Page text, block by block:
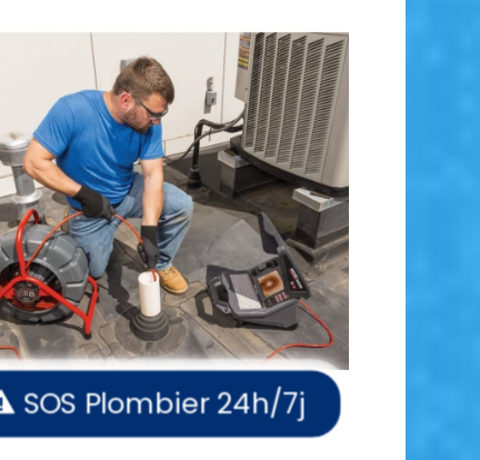
SOS Plombier 24h/7j